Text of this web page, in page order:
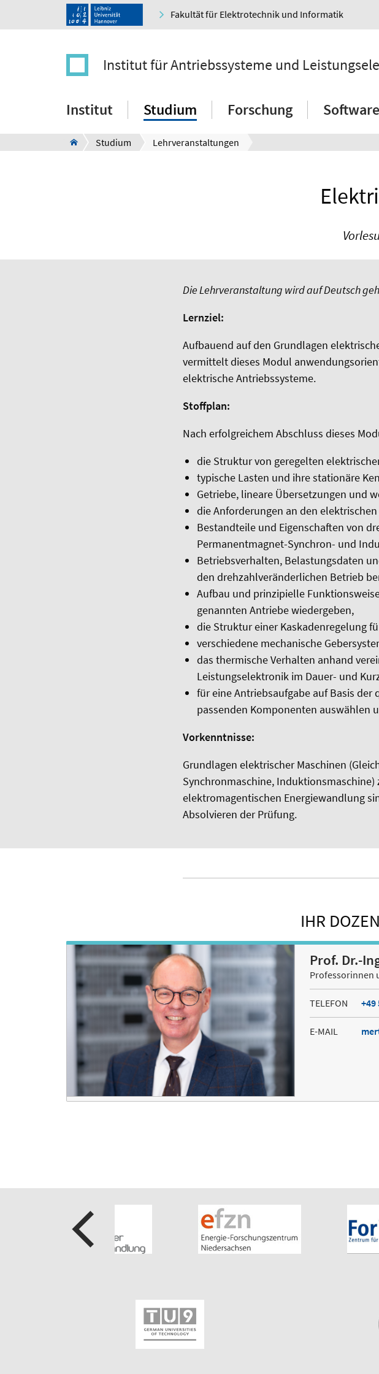
Fakultät für Elektrotechnik und Informatik
Institut für Antriebssysteme und
Institut Studium Forschung Software
Studium Lehrveranstaltungen
Die Lehrveranstaltung wird auf Deutsch
Lernziel:
Aufbauend auf den Grundlagen
vermittelt dieses Modul
elektrische Antriebssysteme.
Stoffplan:
Nach erfolgreichem Abschluss dieses
die Struktur von geregelten
typische Lasten und ihre stationäre
Getriebe, lineare Übersetzungen und
die Anforderungen an den
Bestandteile und Eigenschaften von
Permanentmagnet-Synchron- und
Betriebsverhalten, Belastungsdaten
den drehzahlveränderlichen Betrieb
Aufbau und prinzipielle
genannten Antriebe wiedergeben,
die Struktur einer Kaskadenregelung
verschiedene mechanische
das thermische Verhalten anhand
Leistungselektronik im Dauer- und
für eine Antriebsaufgabe auf Basis
passenden Komponenten auswählen
Vorkenntnisse:
Grundlagen elektrischer Maschinen
Synchronmaschine,
elektromagentischen Energiewandlung
Absolvieren der Prüfung.
IHR
Prof. Dr.-
Professorinnen
TELEFON +49
E-MAIL